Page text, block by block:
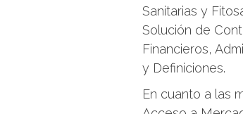
Sanitarias y
Solución de
Financieros,
y Definiciones.
En cuanto a las